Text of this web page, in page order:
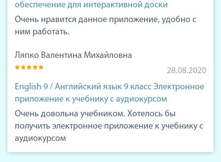
обеспечение для интерактивной доски
Очень нравится данное приложение, удобно с
ним работать.
Ляпко Валентина Михайловна
28.08.2020
English 9 / Английский язык 9 класс Электронное
приложение к учебнику с аудиокурсом
Очень довольна учебником. Хотелось бы
получить электронное приложение к учебнику с
аудиокурсом